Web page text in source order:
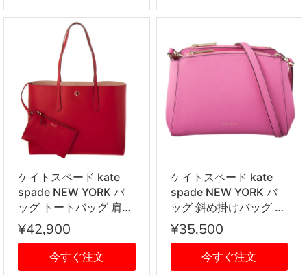
ケイトスペード kate
spade NEW YORK バ
ッグ トートバッグ 肩掛
けバッグ PXRUA171
611 レッド
¥42,900
今すぐ注文
ケイトスペード kate
spade NEW YORK バ
ッグ 斜め掛けバッグ シ
ョルダーバッグ
PXRUA269 920
HIBISCUS TEA ピンク
系
¥35,500
今すぐ注文